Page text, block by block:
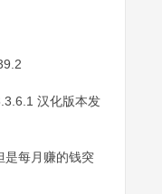
汉化版本发
是每月赚的钱突